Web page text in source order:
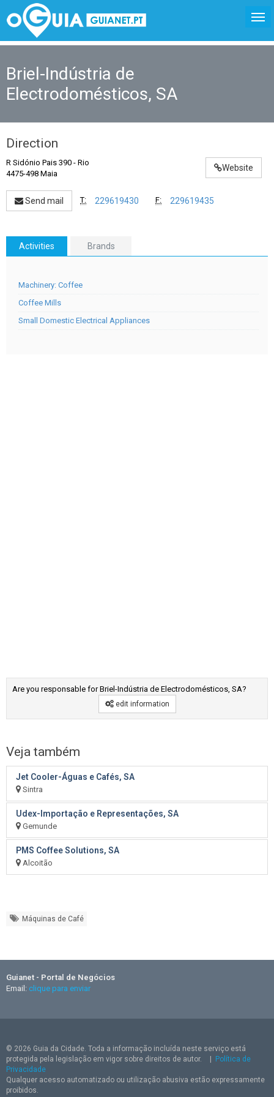
Briel-Indústria de
Electrodomésticos, SA
Direction
Website
R Sidónio Pais 390 - Rio
4475-498 Maia
Send mail T: 229619430 F: 229619435
Activities Brands
Machinery: Coffee
Coffee Mills
Small Domestic Electrical Appliances
Are you responsable for Briel-Indústria de Electrodomésticos, SA?
edit information
Veja também
Jet Cooler-Águas e Cafés, SA
Sintra
Udex-Importação e Representações, SA
Gemunde
PMS Coffee Solutions, SA
Alcoitão
Máquinas de Café
Guianet - Portal de Negócios
Email: clique para enviar
© 2026 Guia da Cidade. Toda a informação incluída neste serviço está
protegida pela legislação em vigor sobre direitos de autor.
Política de
Privacidade
Qualquer acesso automatizado ou utilização abusiva estão expressamente
proibidos.